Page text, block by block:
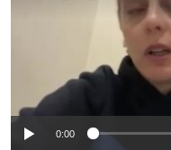
No media
0:00